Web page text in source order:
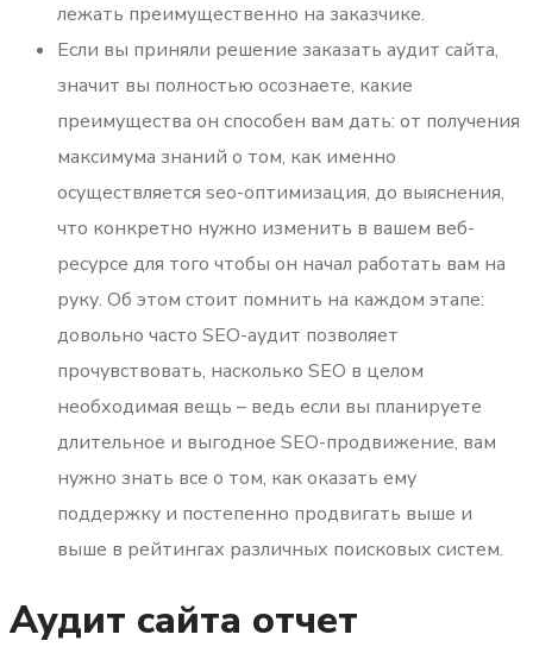
лежать преимущественно на заказчике.
Если вы приняли решение заказать аудит сайта,
значит вы полностью осознаете, какие
преимущества он способен вам дать: от получения
максимума знаний о том, как именно
осуществляется seo-оптимизация, до выяснения,
что конкретно нужно изменить в вашем веб-
ресурсе для того чтобы он начал работать вам на
руку. Об этом стоит помнить на каждом этапе:
довольно часто SEO-аудит позволяет
прочувствовать, насколько SEO в целом
необходимая вещь – ведь если вы планируете
длительное и выгодное SEO-продвижение, вам
нужно знать все о том, как оказать ему
поддержку и постепенно продвигать выше и
выше в рейтингах различных поисковых систем.
Аудит сайта отчет